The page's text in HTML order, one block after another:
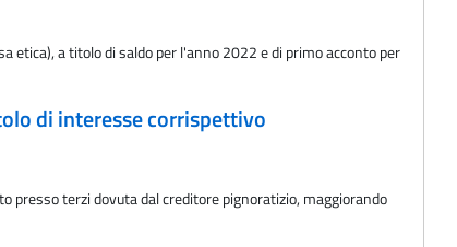
etica), a titolo di saldo per l'anno 2022 e di primo acconto per
di interesse corrispettivo
terzi dovuta dal creditore pignoratizio, maggiorando